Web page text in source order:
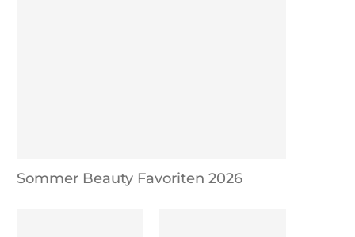
Sommer Beauty Favoriten 2026